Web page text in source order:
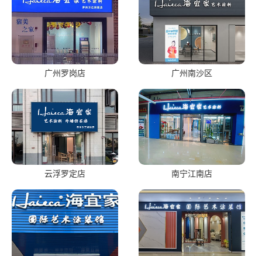
广州罗岗店 广州南沙区
云浮罗定店 南宁江南店